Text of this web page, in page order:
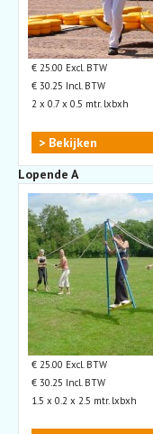
€ 25.00 Excl. BTW
€ 30.25 Incl. BTW
2 x 0.7 x 0.5 mtr. lxbxh
> Bekijken
Lopende A
€ 25.00 Excl. BTW
€ 30.25 Incl. BTW
1.5 x 0.2 x 2.5 mtr. lxbxh